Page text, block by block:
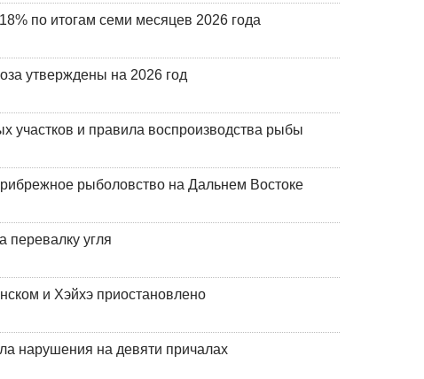
по итогам семи месяцев 2026 года
утверждены на 2026 год
участков и правила воспроизводства рыбы
рыболовство на Дальнем Востоке
перевалку угля
и Хэйхэ приостановлено
нарушения на девяти причалах